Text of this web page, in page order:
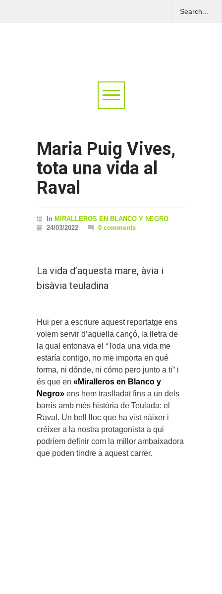
Maria Puig Vives,
tota una vida al
Raval
In MIRALLEROS EN BLANCO Y NEGRO
24/03/2022
0 comments
La vida d’aquesta mare, àvia i
bisàvia teuladina
Hui per a escriure aquest reportatge ens
volem servir d’aquella cançó, la lletra de
la qual entonava el “Toda una vida me
estaría contigo, no me importa en qué
forma, ni dónde, ni cómo pero junto a ti” i
és que en «Miralleros en Blanco y
Negro» ens hem traslladat fins a un dels
barris amb més història de Teulada: el
Raval. Un bell lloc que ha vist nàixer i
créixer a la nostra protagonista a qui
podríem definir com la millor ambaixadora
que poden tindre a aquest carrer.